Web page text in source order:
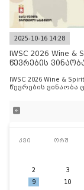
2025-10-16 14:28
IWSC 2026 Wine
წევრების
IWSC 2026 Wine &
წევრების ვინაობა
კვი ორშ
2
3
9
10